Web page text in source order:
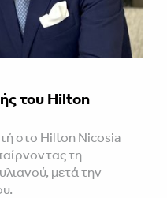
του Hilton
στο Hilton Nicosia
τη
μετά την